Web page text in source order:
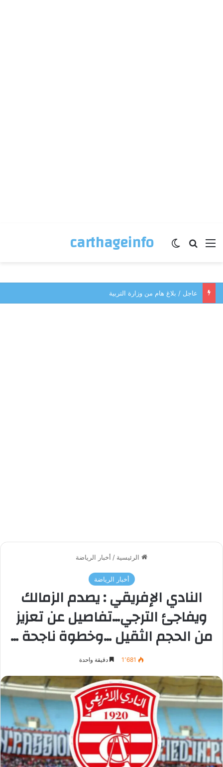
carthageinfo القائمة بحث عنالوضع المظلم
عاجل / بلاغ هام من وزارة التربية
الرئيسية / أخبار الرياضة
أخبار الرياضة
النادي الإفريقي : يصدم الزمالك
ويفاجئ الترجي…تفاصيل عن تعزيز
من الحجم الثقيل …وخطوة ناجحة …
1٬681 دقيقة واحدة